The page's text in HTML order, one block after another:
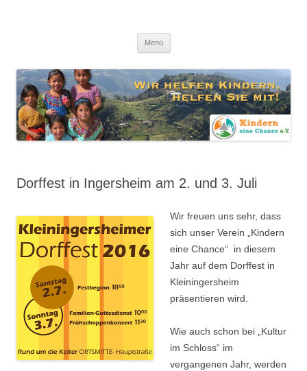
Menü
Dorffest in Ingersheim am 2. und 3. Juli
Wir freuen uns sehr, dass
sich unser Verein „Kindern
eine Chance“ in diesem
Jahr auf dem Dorffest in
Kleiningersheim
präsentieren wird.
Wie auch schon bei „Kultur
im Schloss“ im
vergangenen Jahr, werden